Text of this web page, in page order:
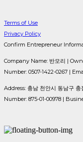
Terms of Use
Privacy Policy
Confirm Entrepreneur
Company Name: 반모리 |
Number: 0507-1422-0267 |
Address: 충남 천안시 동남구
Number: 875-01-00978 |